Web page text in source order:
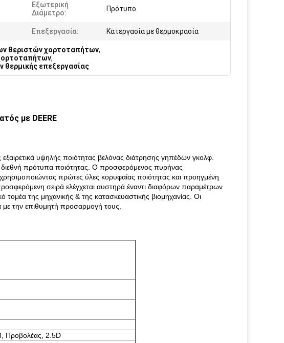
Εξωτερική
Διάμετρο:
Πρότυπο
Επεξεργασία: Κατεργασία με θερμοκρασία
θεριστών χορτοταπήτων,
,
επεξεργασίας
με DEERE
υψηλής ποιότητας βελόνας διάτρησης γηπέδων γκολφ.
διεθνή πρότυπα ποιότητας. Ο προσφερόμενος πυρήνας
πρώτες ύλες κορυφαίας ποιότητας και προηγμένη
σειρά ελέγχεται αυστηρά έναντι διαφόρων παραμέτρων
της μηχανικής & της κατασκευαστικής βιομηχανίας. Οι
την επιθυμητή προσαρμογή τους.
Προβολέας, 2.5D